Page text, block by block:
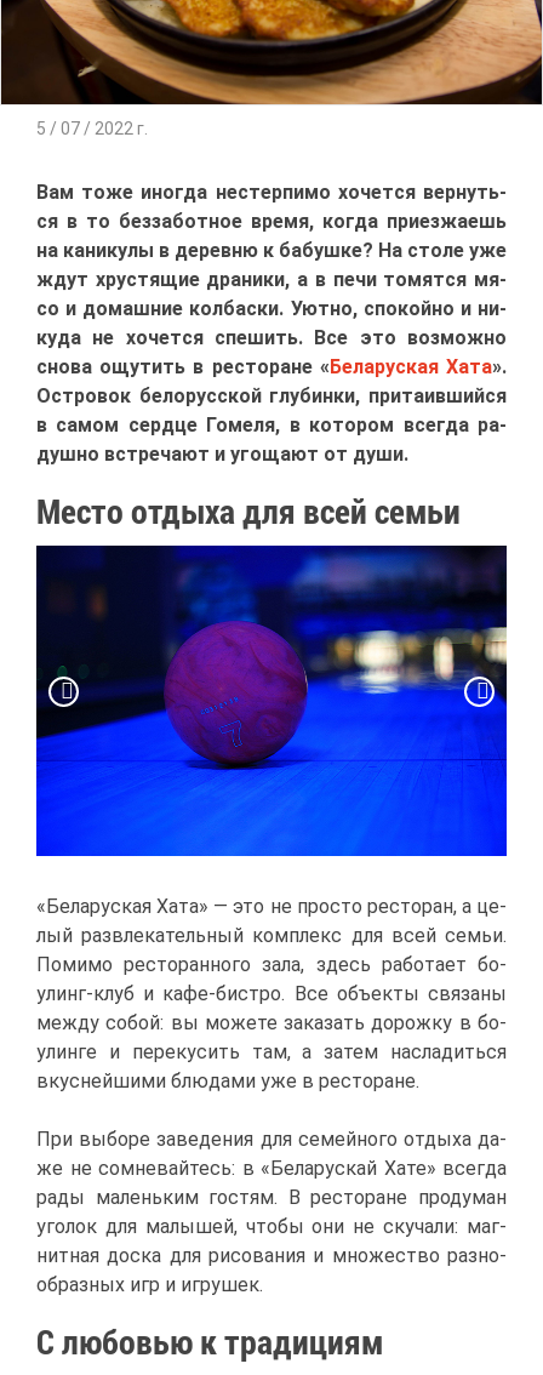
5 / 07 / 2022 г.
Вам то­же ино­гда нестер­пи­мо хо­чет­ся вер­нуть­
ся в то без­за­бот­ное вре­мя, ко­гда при­ез­жа­ешь
на ка­ни­ку­лы в де­рев­ню к ба­буш­ке? На сто­ле уже
ждут хру­стя­щие дра­ни­ки, а в пе­чи то­мят­ся мя­
со и до­маш­ние кол­бас­ки. Уют­но, спо­кой­но и ни­
ку­да не хо­чет­ся спе­шить. Все это воз­мож­но
сно­ва ощу­тить в ре­сто­ране «Бе­ла­рус­кая Ха­та».
Ост­ро­вок бе­ло­рус­ской глу­бин­ки, при­та­ив­ший­ся
в са­мом серд­це Го­ме­ля, в ко­то­ром все­гда ра­
душ­но встре­ча­ют и уго­ща­ют от ду­ши.
Ме­сто от­ды­ха для всей се­мьи
«Бе­ла­рус­кая Ха­та» — это не про­сто ре­сто­ран, а це­
лый раз­вле­ка­тель­ный ком­плекс для всей се­мьи.
По­ми­мо ре­сто­ран­но­го за­ла, здесь ра­бо­та­ет бо­
улинг-клуб и ка­фе-би­ст­ро. Все объ­ек­ты свя­за­ны
меж­ду со­бой: вы мо­же­те за­ка­зать до­рож­ку в бо­
улин­ге и пе­ре­ку­сить там, а за­тем на­сла­дить­ся
вкус­ней­ши­ми блю­да­ми уже в ре­сто­ране.
При вы­бо­ре за­ве­де­ния для се­мей­но­го от­ды­ха да­
же не со­мне­вай­тесь: в «Бе­ла­рус­кай Ха­те» все­гда
ра­ды ма­лень­ким го­стям. В ре­сто­ране про­ду­ман
уго­лок для ма­лы­шей, что­бы они не ску­ча­ли: маг­
нит­ная дос­ка для ри­со­ва­ния и мно­же­ство раз­но­
об­раз­ных игр и иг­ру­шек.
С лю­бо­вью к тра­ди­ци­ям